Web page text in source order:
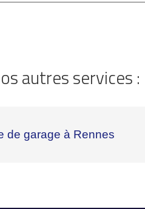
autres services :
de garage à Rennes